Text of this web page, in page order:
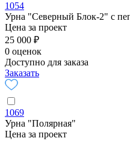
1054
Урна "Северный Блок-2" с
Цена за проект
25 000 ₽
0 оценок
Доступно для заказа
Заказать
1069
Урна "Полярная"
Цена за проект